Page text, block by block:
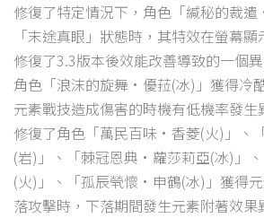
修復了特定情況下，角色「緘秘的裁
「末途真眼」狀態時，其特效在螢幕
修復了3.3版本後效能改善導致的一個
角色「浪沫的旋舞·優菈(冰)」獲得冷
元素戰技造成傷害的時機有低機率發生
修復了角色「萬民百味·香菱(火)」、
(岩)」、「棘冠恩典·蘿莎莉亞(冰)」
(火)」、「孤辰煢懷·申鶴(冰)」獲得
落攻擊時，下落期間發生元素附著效果